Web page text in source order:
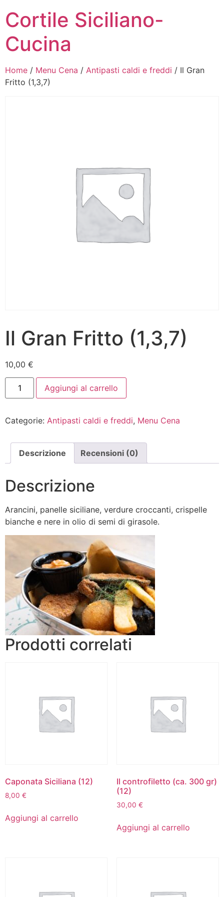
Cortile Siciliano-
Cucina
Home / Menu Cena / Antipasti caldi e freddi / Il Gran
Fritto (1,3,7)
Il Gran Fritto (1,3,7)
10,00 €
Aggiungi al carrello
Categorie: Antipasti caldi e freddi, Menu Cena
Descrizione Recensioni (0)
Descrizione
Arancini, panelle siciliane, verdure croccanti, crispelle
bianche e nere in olio di semi di girasole.
Prodotti correlati
Caponata Siciliana (12)
8,00 €
Aggiungi al carrello
Il controfiletto (ca. 300 gr)
(12)
30,00 €
Aggiungi al carrello